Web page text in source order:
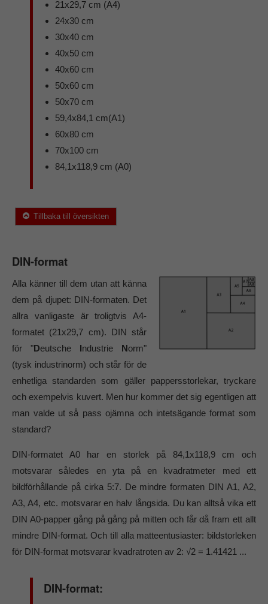
21x29,7 cm (A4)
24x30 cm
30x40 cm
40x50 cm
40x60 cm
50x60 cm
50x70 cm
59,4x84,1 cm(A1)
60x80 cm
70x100 cm
84,1x118,9 cm (A0)
Tillbaka till översikten
DIN-format
Alla känner till dem utan att känna
dem på djupet: DIN-formaten. Det
allra vanligaste är troligtvis A4-
formatet (21x29,7 cm). DIN står
för "Deutsche Industrie Norm"
(tysk industrinorm) och står för de
enhetliga standarden som gäller pappersstorlekar, tryckare
och exempelvis kuvert. Men hur kommer det sig egentligen att
man valde ut så pass ojämna och intetsägande format som
standard?
DIN-formatet A0 har en storlek på 84,1x118,9 cm och
motsvarar således en yta på en kvadratmeter med ett
bildförhållande på cirka 5:7. De mindre formaten DIN A1, A2,
A3, A4, etc. motsvarar en halv långsida. Du kan alltså vika ett
DIN A0-papper gång på gång på mitten och får då fram ett allt
mindre DIN-format. Och till alla matteentusiaster: bildstorleken
för DIN-format motsvarar kvadratroten av 2: √2 = 1.41421 ...
DIN-format: